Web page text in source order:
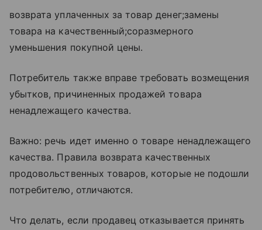
возврата уплаченных за товар денег;замены
товара на качественный;соразмерного
уменьшения покупной цены.
Потребитель также вправе требовать возмещения
убытков, причиненных продажей товара
ненадлежащего качества.
Важно: речь идет именно о товаре ненадлежащего
качества. Правила возврата качественных
продовольственных товаров, которые не подошли
потребителю, отличаются.
Что делать, если продавец отказывается принять